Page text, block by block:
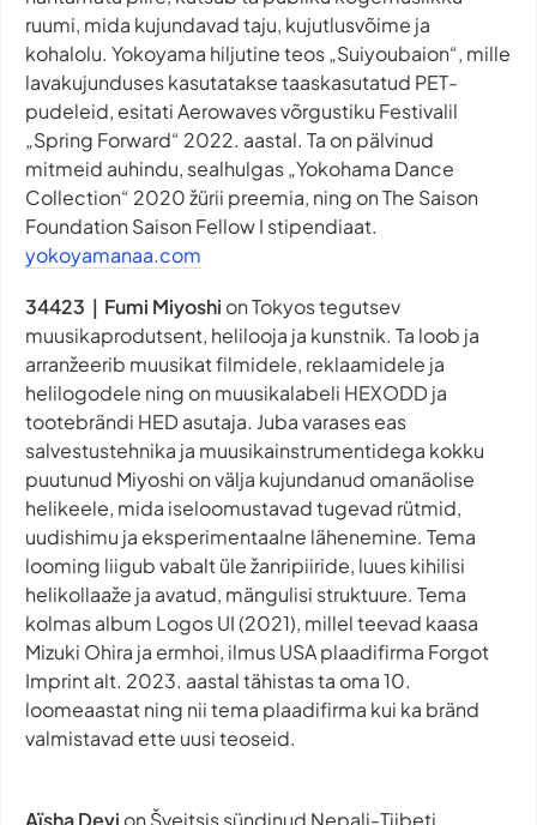
ruumi, mida kujundavad taju, kujutlusvõime ja
kohalolu. Yokoyama hiljutine teos „Suiyoubaion“, mille
lavakujunduses kasutatakse taaskasutatud PET-
pudeleid, esitati Aerowaves võrgustiku Festivalil
„Spring Forward“ 2022. aastal. Ta on pälvinud
mitmeid auhindu, sealhulgas „Yokohama Dance
Collection“ 2020 žürii preemia, ning on The Saison
Foundation Saison Fellow I stipendiaat.
yokoyamanaa.com
34423｜Fumi Miyoshi on Tokyos tegutsev
muusikaprodutsent, helilooja ja kunstnik. Ta loob ja
arranžeerib muusikat filmidele, reklaamidele ja
helilogodele ning on muusikalabeli HEXODD ja
tootebrändi HED asutaja. Juba varases eas
salvestustehnika ja muusikainstrumentidega kokku
puutunud Miyoshi on välja kujundanud omanäolise
helikeele, mida iseloomustavad tugevad rütmid,
uudishimu ja eksperimentaalne lähenemine. Tema
looming liigub vabalt üle žanripiiride, luues kihilisi
helikollaaže ja avatud, mängulisi struktuure. Tema
kolmas album Logos UI(2021), millel teevad kaasa
Mizuki Ohira ja ermhoi, ilmus USA plaadifirma Forgot
Imprintalt. 2023. aastal tähistas ta oma 10.
loomeaastat ning nii tema plaadifirma kui ka bränd
valmistavad ette uusi teoseid.
Aïsha Devi on Šveitsis sündinud Nepali-Tiibeti